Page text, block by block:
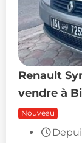
Renault
vendre à
Nouveau